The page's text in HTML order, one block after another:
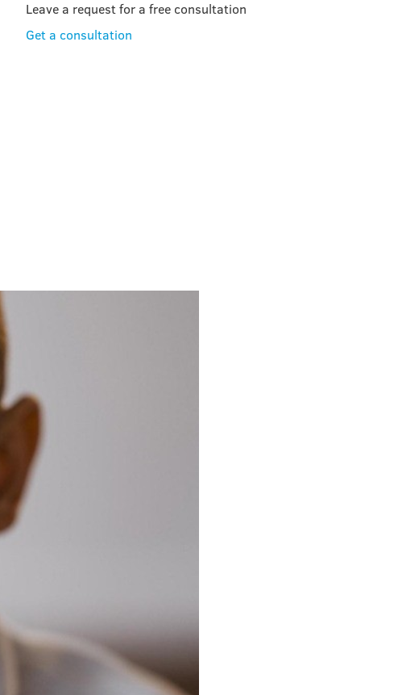
Leave a request for a free consultation
Get a consultation